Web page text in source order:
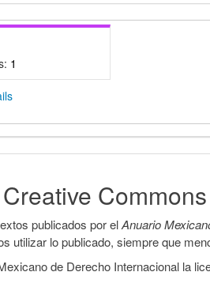
1
publicados por elAnuario
utilizar lo publicado, siempre que
de Derecho Internacional la